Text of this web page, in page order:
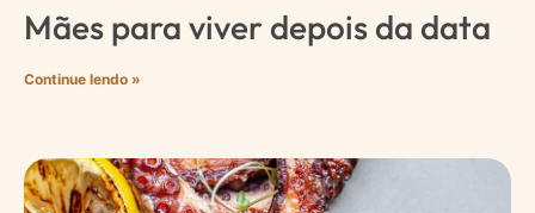
Mães para viver depois da data
Continue lendo »